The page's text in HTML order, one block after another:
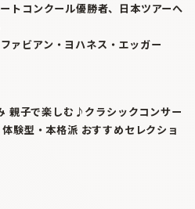
トコンクール優勝者、日本ツアーへ
ァビアン・ヨハネス・エッガー
親子で楽しむ♪クラシックコンサー
験型・本格派 おすすめセレクショ